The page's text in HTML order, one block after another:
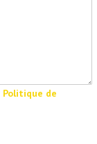
Politique de